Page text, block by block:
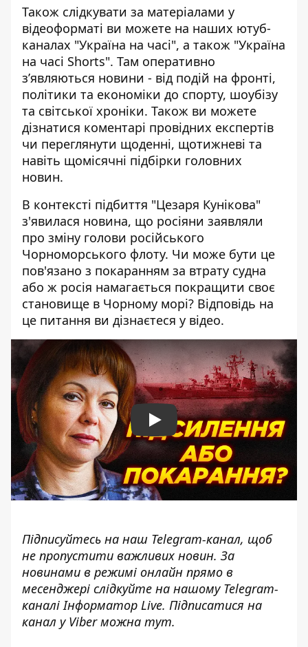
Також слідкувати за матеріалами у
відеоформаті ви можете на наших ютуб-
каналах "Україна на часі", а також "Україна
на часі Shorts". Там оперативно
зʼявляються новини - від подій на фронті,
політики та економіки до спорту, шоубізу
та світської хроніки. Також ви можете
дізнатися коментарі провідних експертів
чи переглянути щоденні, щотижневі та
навіть щомісячні підбірки головних
новин.
В контексті підбиття "Цезаря Кунікова"
з'явилася новина, що росіяни заявляли
про зміну голови російського
Чорноморського флоту. Чи може бути це
пов'язано з покаранням за втрату судна
або ж росія намагається покращити своє
становище в Чорному морі? Відповідь на
це питання ви дізнаєтеся у відео.
Play
Підписуйтесь на наш Telegram-канал, щоб
не пропустити важливих новин. За
новинами в режимі онлайн прямо в
месенджері слідкуйте на нашому Telegram-
каналіІнформатор Live. Підписатися на
канал у Viber можна тут.